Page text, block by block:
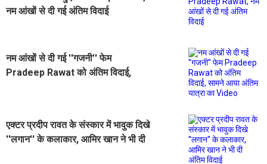
नम आंखों से दी गई अंतिम विदाई
नम आंखों से दी गई ''गजनी'' फेम
Pradeep Rawat को अंतिम विदाई,
एक्टर प्रदीप रावत के संस्कार में भावुक दिखे
''लगान'' के कलाकार, आमिर खान ने भी दी